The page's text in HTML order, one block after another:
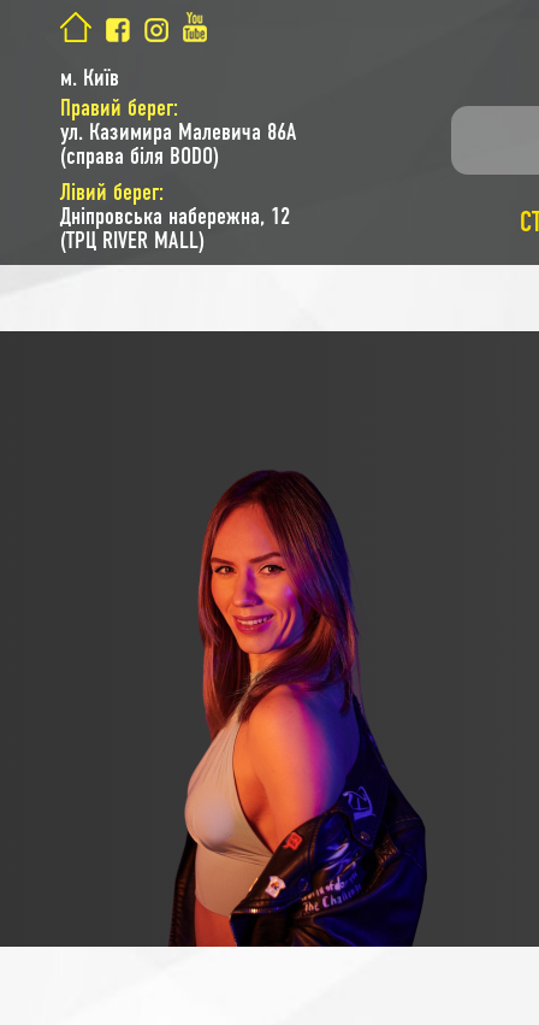
м. Київ
Правий берег:
ул. Казимира Малевича 86A
(справа біля BODO)
Лівий берег:
Дніпровська набережна, 12
(ТРЦ RIVER MALL)